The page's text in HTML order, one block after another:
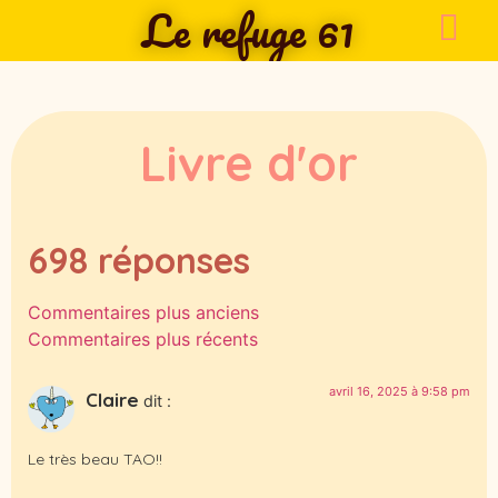
Le refuge 61
Livre d'or
698 réponses
Commentaires plus anciens
Commentaires plus récents
Claire dit : avril 16, 2025 à 9:58 pm
Le très beau TAO!!